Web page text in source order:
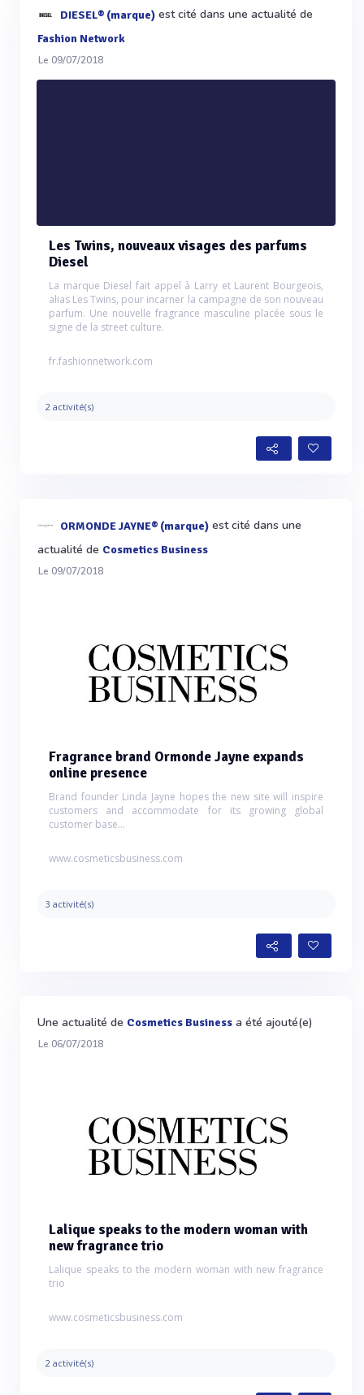
DIESEL® (marque) est cité dans une actualité de
Fashion Network
Le 09/07/2018
Les Twins, nouveaux visages des parfums
Diesel
La marque Diesel fait appel à Larry et Laurent Bourgeois,
alias Les Twins, pour incarner la campagne de son nouveau
parfum. Une nouvelle fragrance masculine placée sous le
signe de la street culture.
fr.fashionnetwork.com
2 activité(s)
ORMONDE JAYNE® (marque) est cité dans une
actualité de Cosmetics Business
Le 09/07/2018
Fragrance brand Ormonde Jayne expands
online presence
Brand founder Linda Jayne hopes the new site will inspire
customers and accommodate for its growing global
customer base...
www.cosmeticsbusiness.com
3 activité(s)
Une actualité de Cosmetics Business a été ajouté(e)
Le 06/07/2018
Lalique speaks to the modern woman with
new fragrance trio
Lalique speaks to the modern woman with new fragrance
trio
www.cosmeticsbusiness.com
2 activité(s)